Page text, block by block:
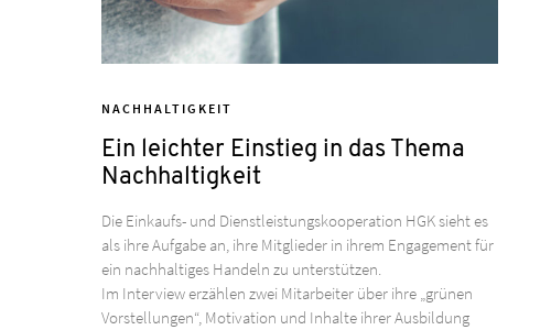
NACHHALTIGKEIT
Ein leichter Einstieg in das Thema
Nachhaltigkeit
Die Einkaufs- und Dienstleistungskooperation HGK sieht es
als ihre Aufgabe an, ihre Mitglieder in ihrem Engagement für
ein nachhaltiges Handeln zu unterstützen.
Im Interview erzählen zwei Mitarbeiter über ihre „grünen
Vorstellungen“, Motivation und Inhalte ihrer Ausbildung